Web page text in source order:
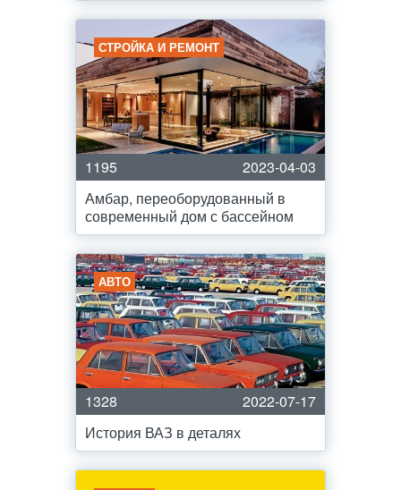
СТРОЙКА И РЕМОНТ
1195
2023-04-03
Амбар, переоборудованный в
современный дом с бассейном
АВТО
1328
2022-07-17
История ВАЗ в деталях